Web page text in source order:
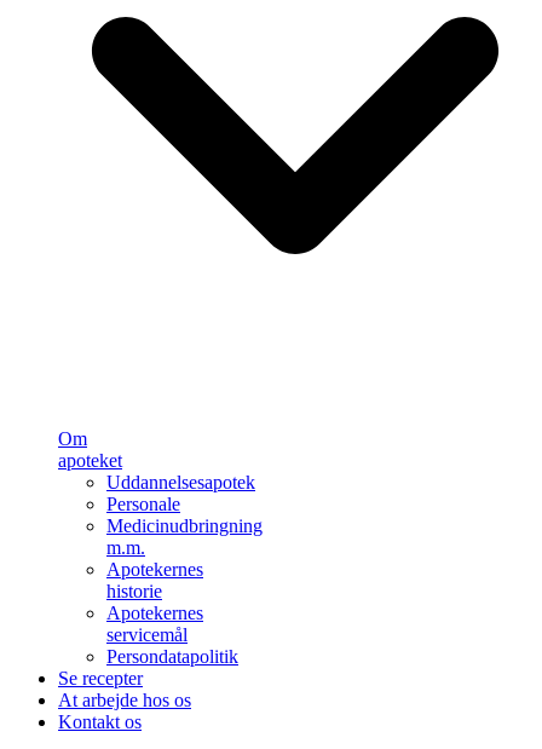
Om
apoteket
Uddannelsesapotek
Personale
Medicinudbringning
m.m.
Apotekernes
historie
Apotekernes
servicemål
Persondatapolitik
Se recepter
At arbejde hos os
Kontakt os